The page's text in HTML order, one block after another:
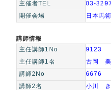
主催者TEL
03-
開催会場
日本馬
講師情報
主任講師1No
9123
主任講師1名
古岡 美
講師2No
6676
講師2名
小川 き